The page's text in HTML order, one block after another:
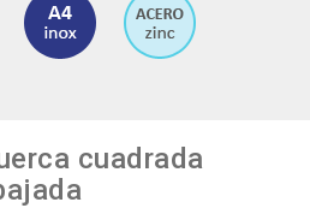
cuadrada